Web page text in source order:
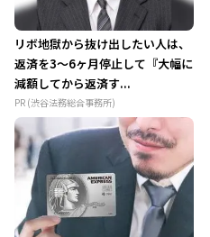
リボ地獄から抜け出したい人は、
返済を3～6ヶ月停止して『大幅に
減額してから返済す...
PR (渋谷法務総合事務所)